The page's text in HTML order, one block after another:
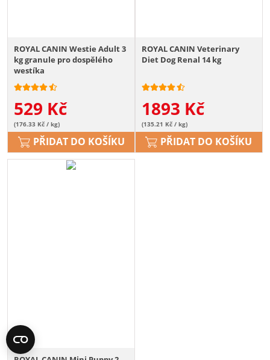
ROYAL CANIN Westie Adult 3
kg granule pro dospělého
westíka
529 Kč
(176.33 Kč / kg)
PŘIDAT DO KOŠÍKU
ROYAL CANIN Veterinary
Diet Dog Renal 14 kg
1893 Kč
(135.21 Kč / kg)
PŘIDAT DO KOŠÍKU